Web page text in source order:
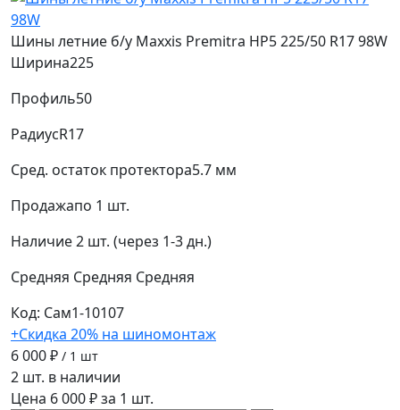
Шины летние б/у Maxxis Premitra HP5 225/50 R17 98W
Ширина225
Профиль50
РадиусR17
Сред. остаток протектора5.7 мм
Продажапо 1 шт.
Наличие2 шт. (через 1-3 дн.)
Средняя Средняя Средняя
Код: Сам1-10107
+Скидка 20% на шиномонтаж
6 000 ₽ / 1 шт
2 шт. в наличии
Цена 6 000 ₽ за 1 шт.